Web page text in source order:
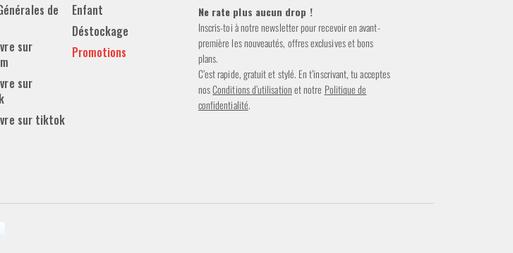
de
sur
sur
sur tiktok
Enfant
Déstockage
Promotions
Ne rate plus aucun drop !
Inscris-toi à notre newsletter pour recevoir en avant-
première les nouveautés, offres exclusives et bons
plans.
C’est rapide, gratuit et stylé. En t’inscrivant, tu acceptes
nosConditions d’utilisationet notre Politique de
confidentialité.